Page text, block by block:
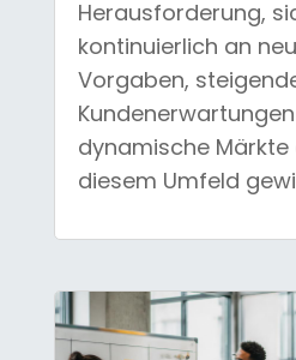
Herausforderung,
kontinuierlich an
Vorgaben,
dynamische Märkte
diesem Umfeld